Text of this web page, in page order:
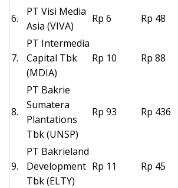
6.
PT Visi Media
Asia (VIVA)
Rp 6 Rp 48
7.
PT Intermedia
Capital Tbk
(MDIA)
Rp 10 Rp 88
8.
PT Bakrie
Sumatera
Plantations
Tbk (UNSP)
Rp 93 Rp 436
9.
PT Bakrieland
Development
Tbk (ELTY)
Rp 11 Rp 45